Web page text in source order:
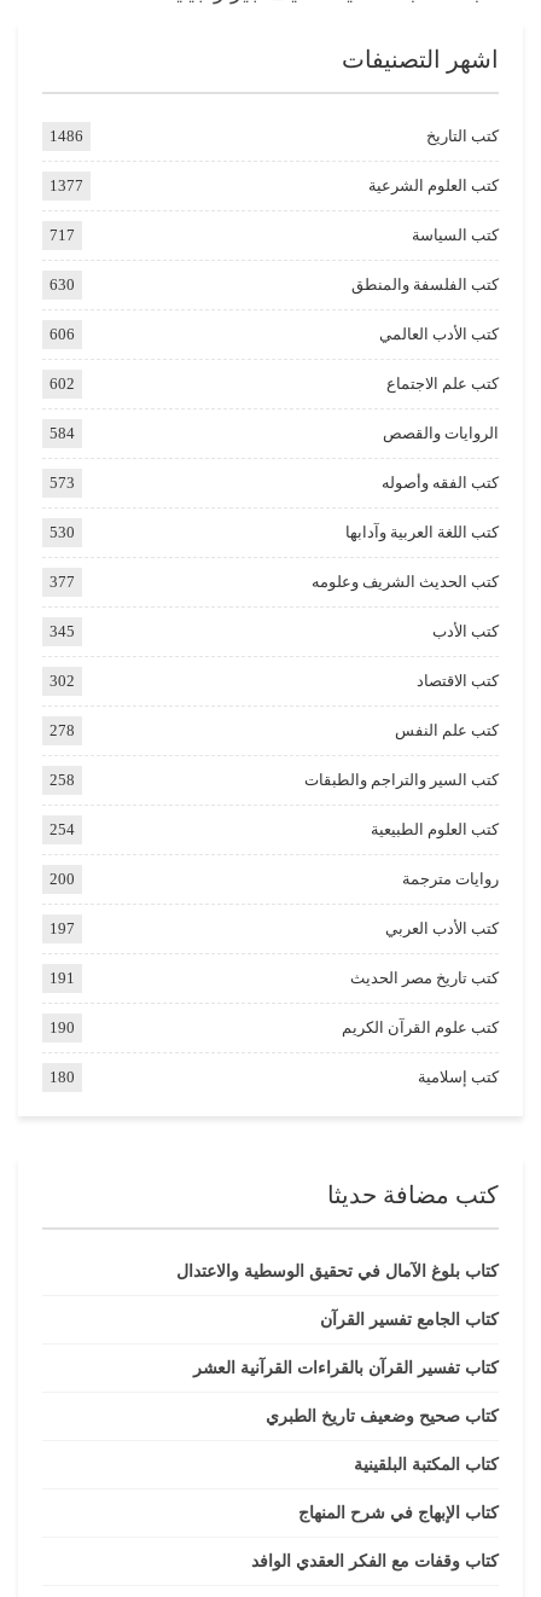
اشهر التصنيفات
كتب التاريخ 1486
كتب العلوم الشرعية 1377
كتب السياسة 717
كتب الفلسفة والمنطق 630
كتب الأدب العالمي 606
كتب علم الاجتماع 602
الروايات والقصص 584
كتب الفقه وأصوله 573
كتب اللغة العربية وآدابها 530
كتب الحديث الشريف وعلومه 377
كتب الأدب 345
كتب الاقتصاد 302
كتب علم النفس 278
كتب السير والتراجم والطبقات 258
كتب العلوم الطبيعية 254
روايات مترجمة 200
كتب الأدب العربي 197
كتب تاريخ مصر الحديث 191
كتب علوم القرآن الكريم 190
كتب إسلامية 180
كتب مضافة حديثا
كتاب بلوغ الآمال في تحقيق الوسطية والاعتدال
كتاب الجامع تفسير القرآن
كتاب تفسير القرآن بالقراءات القرآنية العشر
كتاب صحيح وضعيف تاريخ الطبري
كتاب المكتبة البلقينية
كتاب الإبهاج في شرح المنهاج
كتاب وقفات مع الفكر العقدي الوافد